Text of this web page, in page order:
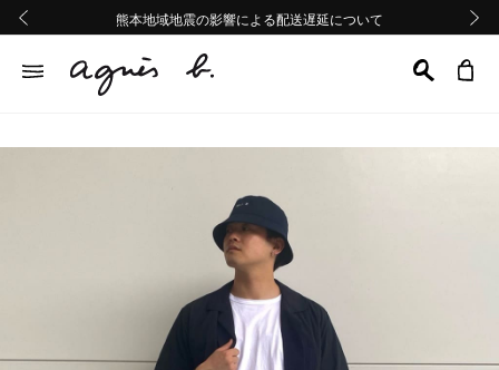
熊本地域地震の影響による配送遅延について
Summer Sale 2buy10%OFF!!
熊本地域地震の影響による配送遅延について
Summer Sale 2buy10%OFF!!